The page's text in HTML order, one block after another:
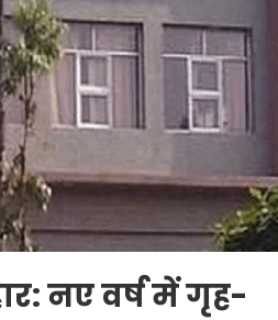
नए वर्ष में गृह-